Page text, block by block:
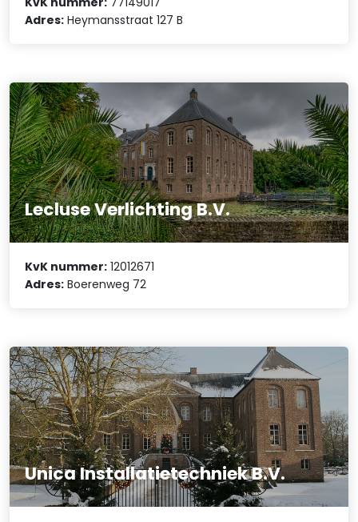
Adres: Heymansstraat 127 B
Lecluse Verlichting B.V.
KvK nummer: 12012671
Adres: Boerenweg 72
Unica Installatietechniek B.V.